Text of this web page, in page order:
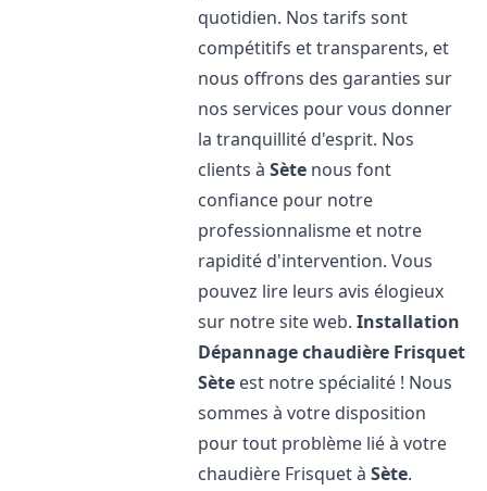
quotidien. Nos tarifs sont
compétitifs et transparents, et
nous offrons des garanties sur
nos services pour vous donner
la tranquillité d'esprit. Nos
clients àSète nous font
confiance pour notre
professionnalisme et notre
rapidité d'intervention. Vous
pouvez lire leurs avis élogieux
sur notre site web.Installation
Dépannage chaudière Frisquet
Sète est notre spécialité ! Nous
sommes à votre disposition
pour tout problème lié à votre
chaudière Frisquet àSète.